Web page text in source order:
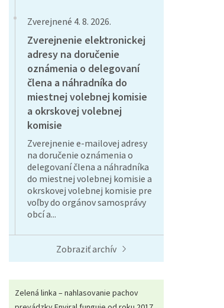
Zverejnené 4. 8. 2026.
Zverejnenie elektronickej
adresy na doručenie
oznámenia o delegovaní
člena a náhradníka do
miestnej volebnej komisie
a okrskovej volebnej
komisie
Zverejnenie e-mailovej adresy
na doručenie oznámenia o
delegovaní člena a náhradníka
do miestnej volebnej komisie a
okrskovej volebnej komisie pre
voľby do orgánov samosprávy
obcí a...
Zobraziť archív
Zelená linka – nahlasovanie pachov